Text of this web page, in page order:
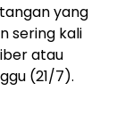
yang
sering kali
atau
(21/7).